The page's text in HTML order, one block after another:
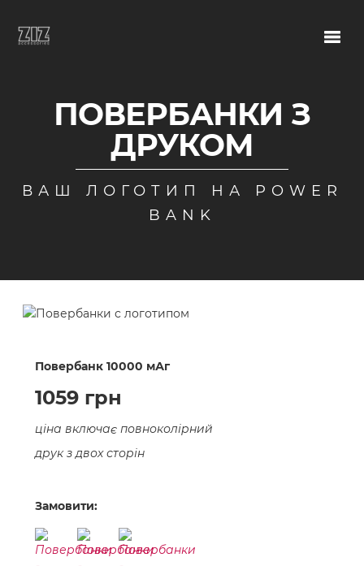
ПОВЕРБАНКИ З
ДРУКОМ
ВАШ ЛОГОТИП НА POWER
BANK
Повербанк 10000 мАг
1059 грн
ціна включає повноколірний
друк з двох сторін
Замовити: